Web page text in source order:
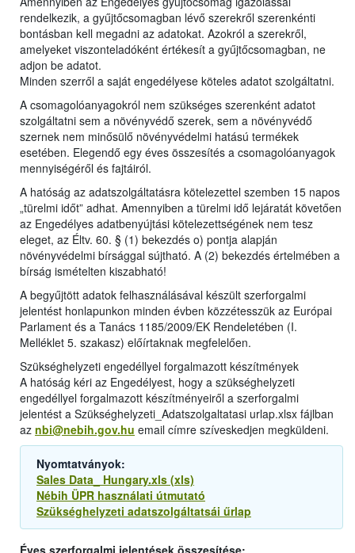
rendelkezik, a gyűjtőcsomagban lévő szerekről szerenkénti
bontásban kell megadni az adatokat. Azokról a szerekről,
amelyeket viszonteladóként értékesít a gyűjtőcsomagban, ne
adjon be adatot.
Minden szerről a saját engedélyese köteles adatot szolgáltatni.
A csomagolóanyagokról nem szükséges szerenként adatot
szolgáltatni sem a növényvédő szerek, sem a növényvédő
szernek nem minősülő növényvédelmi hatású termékek
esetében. Elegendő egy éves összesítés a csomagolóanyagok
mennyiségéről és fajtáiról.
A hatóság az adatszolgáltatásra kötelezettel szemben 15 napos
„türelmi időt” adhat. Amennyiben a türelmi idő lejáratát követően
az Engedélyes adatbenyújtási kötelezettségének nem tesz
eleget, az Éltv. 60. § (1) bekezdés o) pontja alapján
növényvédelmi bírsággal sújtható. A (2) bekezdés értelmében a
bírság ismételten kiszabható!
A begyűjtött adatok felhasználásával készült szerforgalmi
jelentést honlapunkon minden évben közzétesszük az Európai
Parlament és a Tanács 1185/2009/EK Rendeletében (I.
Melléklet 5. szakasz) előírtaknak megfelelően.
Szükséghelyzeti engedéllyel forgalmazott készítmények
A hatóság kéri az Engedélyest, hogy a szükséghelyzeti
engedéllyel forgalmazott készítményeiről a szerforgalmi
jelentést a Szükséghelyzeti_Adatszolgaltatasi urlap.xlsx fájlban
az nbi@nebih.gov.hu email címre szíveskedjen megküldeni.
Nyomtatványok:
Sales Data_ Hungary.xls (xls)
Nébih ÜPR használati útmutató
Szükséghelyzeti adatszolgáltatsái űrlap